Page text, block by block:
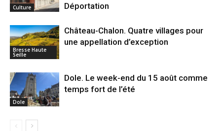
Culture
Déportation
Bresse Haute
Seille
Château-Chalon. Quatre villages pour
une appellation d’exception
Dole
Dole. Le week-end du 15 août comme
temps fort de l’été